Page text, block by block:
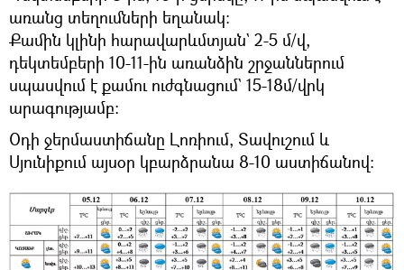
առանց տեղումների եղանակ։
Քամին կլինի հարավարևմտյան` 2-5 մ/վ,
դեկտեմբերի 10-11-ին առանձին շրջաններում
սպասվում է քամու ուժգնացում` 15-18մ/վրկ
արագությամբ:
Օդի ջերմաստիճանը Լոռիում, Տավուշում և
Սյունիքում այսօր կբարձրանա 8-10 աստիճանով։